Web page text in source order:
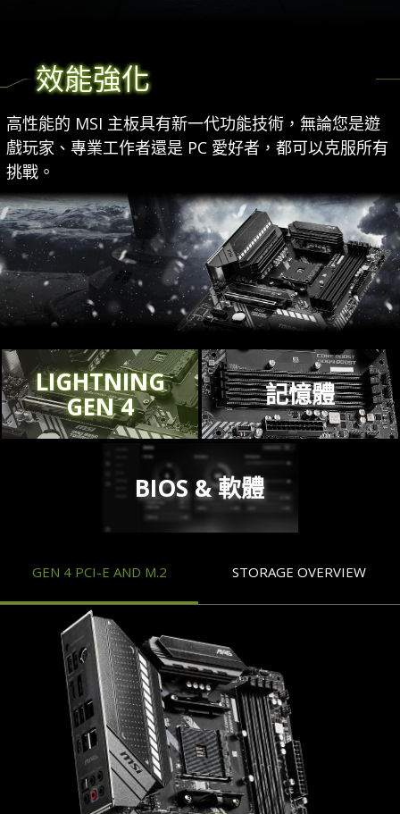
效能強化
高性能的 MSI 主板具有新一代功能技術，無論您是遊
戲玩家、專業工作者還是 PC 愛好者，都可以克服所有
挑戰。
LIGHTNING
GEN 4 記憶體
BIOS & 軟體
GEN 4 PCI-E AND M.2 STORAGE OVERVIEW